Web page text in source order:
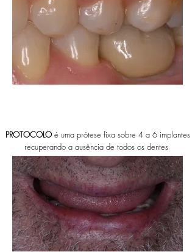
PROTOCOLOé uma prótese fixa sobre 4 a 6 implantes
recuperando a ausência de todos os dentes